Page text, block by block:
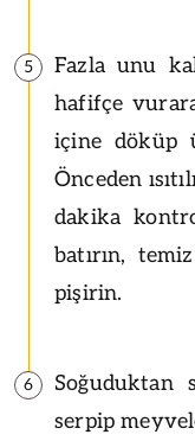
5
Fazla unu
hafifçe
içine döküp
Önceden
dakika
batırın,
pişirin.
6
Soğuduktan
serpip